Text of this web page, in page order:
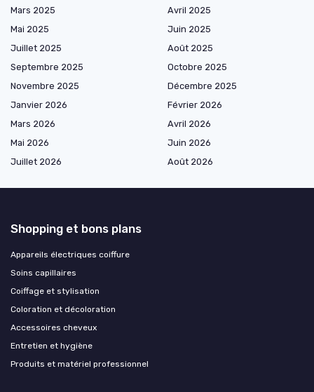
Mars 2025
Avril 2025
Mai 2025
Juin 2025
Juillet 2025
Août 2025
Septembre 2025
Octobre 2025
Novembre 2025
Décembre 2025
Janvier 2026
Février 2026
Mars 2026
Avril 2026
Mai 2026
Juin 2026
Juillet 2026
Août 2026
Shopping et bons plans
Appareils électriques coiffure
Soins capillaires
Coiffage et stylisation
Coloration et décoloration
Accessoires cheveux
Entretien et hygiène
Produits et matériel professionnel